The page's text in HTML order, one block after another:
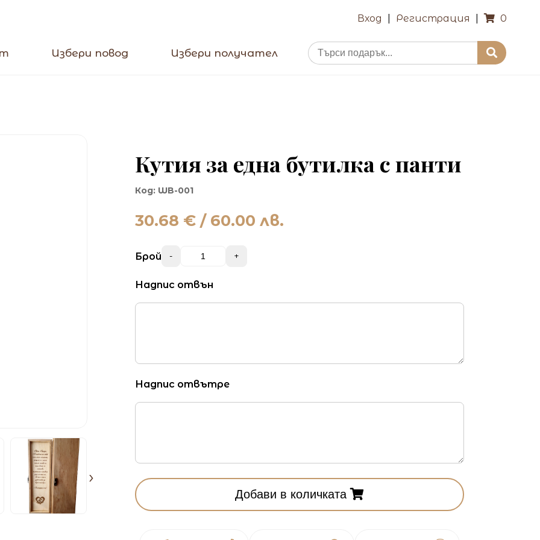
Вход Регистрация 0
Избери повод Избери получател
›
Кутия за една бутилка с панти
Код: WB-001
30.68 € / 60.00 лв.
Брой - +
Надпис отвън
Надпис отвътре
Добави в количката